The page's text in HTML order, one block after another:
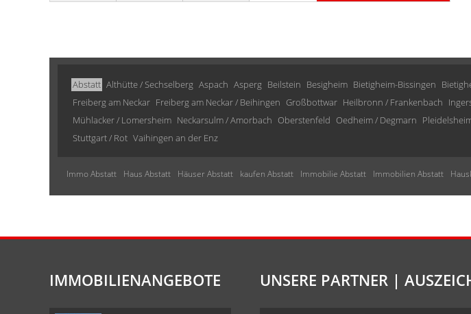
Abstatt Althütte / Sechselberg Aspach Asperg Beilstein Besigheim Bietigheim-Bissingen
Freiberg am Neckar Freiberg am Neckar / Beihingen Großbottwar Heilbronn / Frankenbach
Mühlacker / Lomersheim Neckarsulm / Amorbach Oberstenfeld Oedheim / Degmarn
Stuttgart / Rot Vaihingen an der Enz
Immo Abstatt Haus Abstatt Häuser Abstatt kaufen Abstatt Immobilie Abstatt Immobilien Abstatt
IMMOBILIENANGEBOTE UNSERE PARTNER |